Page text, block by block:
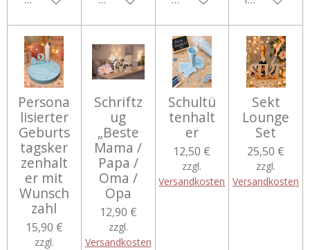
Persona
lisierter
Geburts
tagsker
zenhalt
er mit
Wunsch
zahl
15,90 €
zzgl.
Schriftz
ug
„Beste
Mama /
Papa /
Oma /
Opa
12,90 €
zzgl.
Versandkosten
Schultü
tenhalt
er
12,50 €
zzgl.
Versandkosten
Sekt
Lounge
Set
25,50 €
zzgl.
Versandkosten